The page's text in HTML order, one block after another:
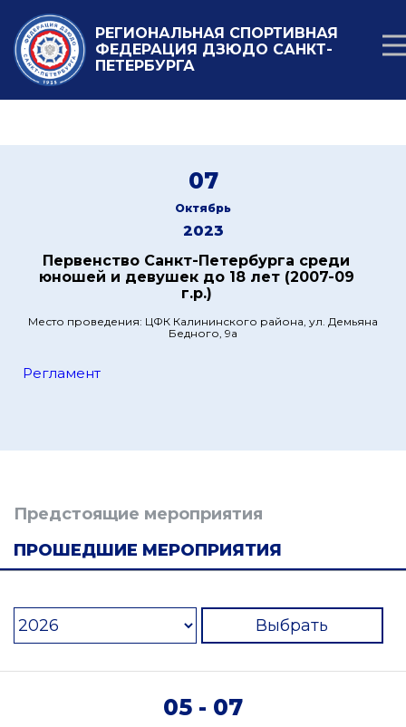
РЕГИОНАЛЬНАЯ СПОРТИВНАЯ
ФЕДЕРАЦИЯ ДЗЮДО САНКТ-
ПЕТЕРБУРГА
07
Октябрь
2023
Первенство Санкт-Петербурга среди
юношей и девушек до 18 лет (2007-09
г.р.)
Место проведения: ЦФК Калининского района, ул. Демьяна
Бедного, 9а
Регламент
Предстоящие мероприятия
ПРОШЕДШИЕ МЕРОПРИЯТИЯ
Выбрать
05 - 07